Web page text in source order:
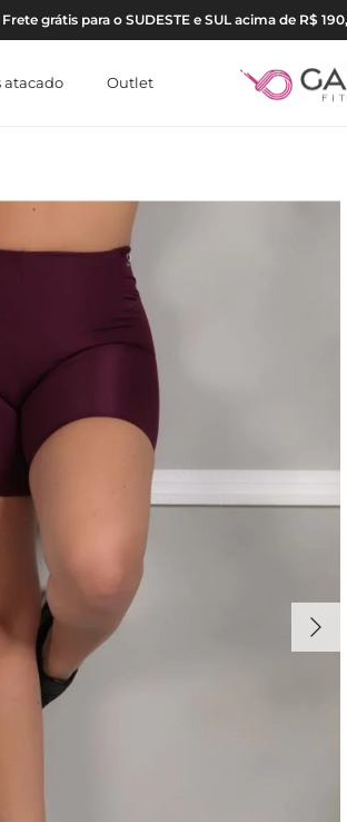
Frete grátis para o SUDESTE e SUL acima de R$
atacado Outlet
Próximo